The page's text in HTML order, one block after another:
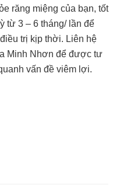
răng miệng của bạn, tốt
từ 3 – 6 tháng/ lần để
trị kịp thời. Liên hệ
Minh Nhơn để được tư
vấn đề viêm lợi.